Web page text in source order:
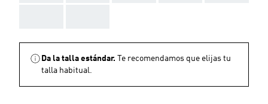
Da la talla estándar.
Te recomendamos que elijas tu
talla habitual.